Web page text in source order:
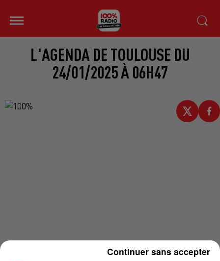
L'AGENDA DE TOULOUSE DU
24/01/2025 À 06H47
Continuer sans accepter